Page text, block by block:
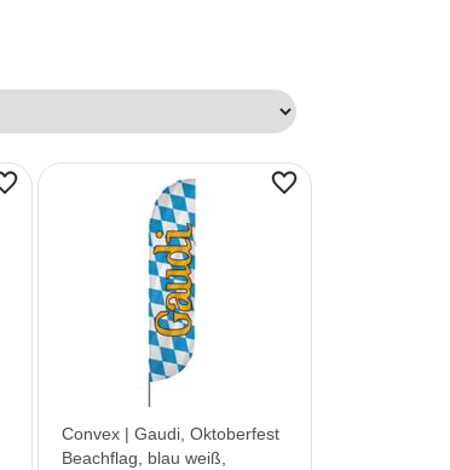
Convex | Gaudi, Oktoberfest
Beachflag, blau weiß,